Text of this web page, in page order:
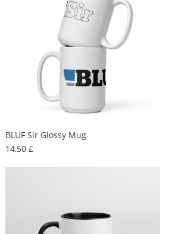
BLUF Sir Glossy Mug
14,50 £Preis